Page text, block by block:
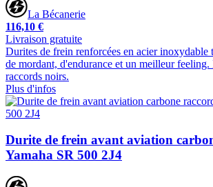
La Bécanerie
116,10 €
Livraison gratuite
Durites de frein renforcées en acier inoxydable
de mordant, d'endurance et un meilleur
raccords noirs.
Plus d'infos
Durite de frein avant aviation
Yamaha SR 500 2J4